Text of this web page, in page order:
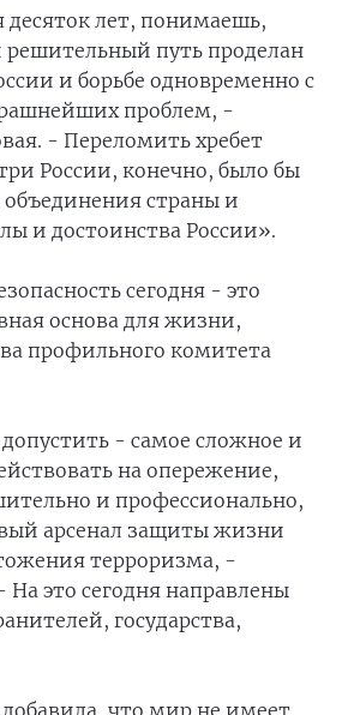
десяток лет, понимаешь,
решительный путь проделан
и борьбе одновременно с
проблем, -
- Переломить хребет
России, конечно, было бы
страны и
и достоинства России».
сегодня - это
основа для жизни,
профильного комитета
- самое сложное и
на опережение,
и профессионально,
арсенал защиты жизни
терроризма, -
На это сегодня направлены
государства,